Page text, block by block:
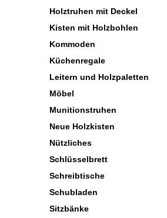
Holztruhen mit Deckel
Kisten mit Holzbohlen
Kommoden
Küchenregale
Leitern und Holzpaletten
Möbel
Munitionstruhen
Neue Holzkisten
Nützliches
Schlüsselbrett
Schreibtische
Schubladen
Sitzbänke